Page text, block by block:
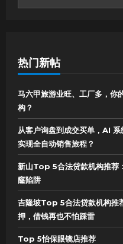
热门新帖
马六甲旅游业旺、工厂多，
构？
从客户询盘到成交买单，AI
实现全自动销售旅程？
新山Top 5合法贷款机构推荐
窿陷阱
吉隆坡Top 5合法贷款机构推
押，借钱再也不怕踩雷
Top 5怡保眼镜店推荐